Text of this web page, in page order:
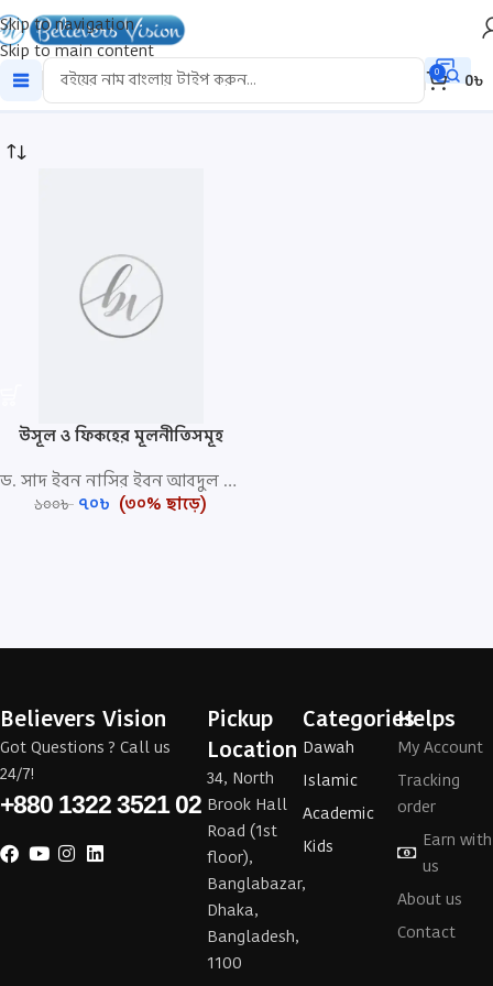
Skip to navigation
Skip to main content
0 0৳
usul
উসূল ও ফিকহের মূলনীতিসমূহ
ড. সাদ ইবন নাসির ইবন আবদুল আযীয আশ-শাসরি
১০০৳ ৭০৳ (৩০% ছাড়ে)
Believers Vision
Got Questions ? Call us
24/7!
+880 1322 3521 02
Pickup
Location
34, North
Brook Hall
Road (1st
floor),
Banglabazar,
Dhaka,
Bangladesh,
1100
Categories
Dawah
Islamic
Academic
Kids
Helps
My Account
Tracking
order
Earn with
us
About us
Contact